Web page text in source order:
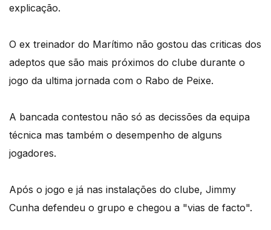
explicação.
O ex treinador do Marítimo não gostou das criticas dos
adeptos que são mais próximos do clube durante o
jogo da ultima jornada com o Rabo de Peixe.
A bancada contestou não só as decissões da equipa
técnica mas também o desempenho de alguns
jogadores.
Após o jogo e já nas instalações do clube, Jimmy
Cunha defendeu o grupo e chegou a "vias de facto".